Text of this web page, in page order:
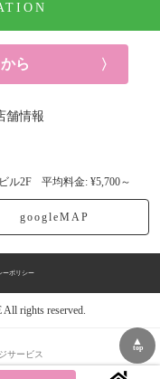
ら
舗情報
ル2F 平均料金: ¥5,700～
googleMAP
ーポリシー
rights reserved.
サービス
▲
top